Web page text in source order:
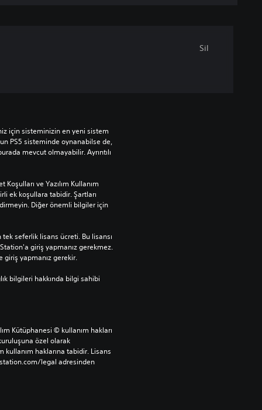
Sil
için sisteminizin en yeni sistem
PS5 sisteminde oynanabilse de,
mevcut olmayabilir. Ayrıntılı
ve Yazılım Kullanım
ek koşullara tabidir. Şartları
Diğer önemli bilgiler için
seferlik lisans ücreti. Bu lisansı
giriş yapmanız gerekmez.
giriş yapmanız gerekir.
bilgileri hakkında bilgi sahibi
Kütüphanesi © kullanım hakları
özel olarak
kullanım haklarına tabidir. Lisans
legal adresinden